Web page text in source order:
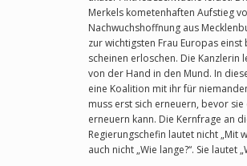
Merkels kometenhaften Aufstieg
Nachwuchshoffnung aus
zur wichtigsten Frau Europas
scheinen erloschen. Die Kanzlerin
von der Hand in den Mund. In
eine Koalition mit ihr für
muss erst sich erneuern, bevor sie
erneuern kann. Die Kernfrage an
Regierungschefin lautet nicht „Mit
auch nicht „Wie lange?“. Sie lautet